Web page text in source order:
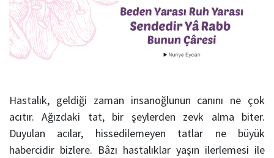
Hastalık, geldiği zaman insanoğlunun canını ne çok
acıtır. Ağızdaki tat, bir şeylerden zevk alma biter.
Duyulan acılar, hissedilemeyen tatlar ne büyük
habercidir bizlere. Bâzı hastalıklar yaşın ilerlemesi ile